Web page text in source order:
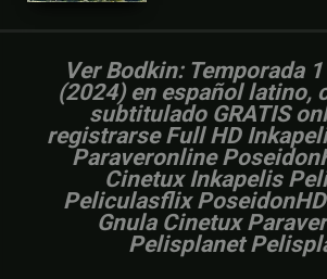
Ver Bodkin: Temporada
(2024) en español latino,
subtitulado GRATIS
registrarse Full HD
Paraveronline
Cinetux Inkapelis
Peliculasflix
Gnula Cinetux
Pelisplanet